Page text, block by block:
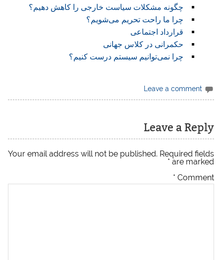
چگونه مشکلات سیاست خارجی را کاهش دهیم؟
چرا ما راحت تحریم می‌شویم؟
قرارداد اجتماعی
حکمرانی در کلاس جهانی
چرا نمی‌توانیم سیستم درست کنیم؟
Leave a comment
Leave a Reply
Your email address will not be published. Required fields
are marked
*
Comment
*